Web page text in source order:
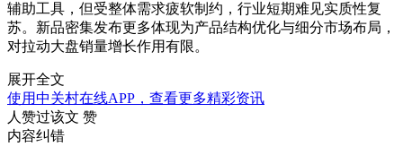
辅助工具，但受整体需求疲软制约，行业短期难见实质性复
苏。新品密集发布更多体现为产品结构优化与细分市场布局，
对拉动大盘销量增长作用有限。
展开全文
使用中关村在线APP，查看更多精彩资讯
人赞过该文 赞
内容纠错